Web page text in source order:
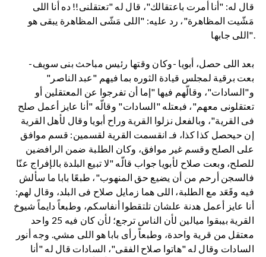
قال له: "أنا أمرت باعتقالك"، قال له "تعتقلنى!! ده أنا اللى
مَشّيت المظاهرة"، رد عليه: "اللى مَشّى المظاهرة يبقى هو
اللى جابها".
بعد اللى حصل، أبويا -وكان وقتها رئيس مباحث بنى سويف-
بعت برقية لمجلس قيادة الثوره بما فيهم "عبد الناصر"
و"السادات"، وقالّهم فيها "إما أن تفرجوا عن المعتقلين أو
تعتقلونى معهم"، فبعتله "السادات" وقالّه "أنا عايز أعمل صلح
فى القرية"، وبالفعل نزلوا القرية وراح أبويا وقال لأهل القرية
إن حيحصل كذا كذا، فـ انقسمت القرية لقسمين: قسم موافق
على الصلح وقسم غير موافق، وكان الطلبة ضمن الرافضين
للصلح، وبعت صلاح لأبويا جواب قالّه "لا تبيع البلدة بالإفراج عنّا
فالسجن أرحم من أن يضيع حق المنهوب"، طبعًا بابا ما سألش
فيه وقَعَد مع الطلبة، اللى هما زمايل صلاح فى البلد، وقال لهم:
أنا عايز أعمل هدنة علشان تلتقطوا أنفاسكم، وطبعاً دايماً شيوخ
القرية بيبقوا ميالين لأن الناس ترجع؛ لأن كان فيه 25 واحد
معتقل من قرية واحدة، وطبعاً رأى بابا هو اللى مشي. وجه أنور
السادات وقال له "هاتوا صلاح الفقى"، السادات قال له "أنا